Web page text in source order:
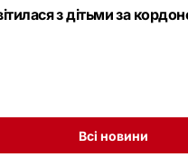
з дітьми за
Всі новини